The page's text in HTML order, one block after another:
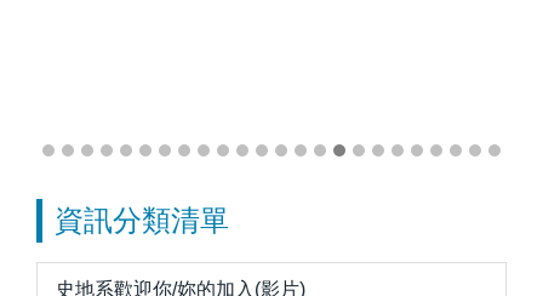
資訊分類清單
史地系歡迎你/妳的加入(影片)